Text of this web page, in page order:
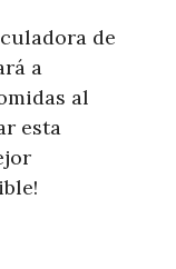
de
a
al
esta